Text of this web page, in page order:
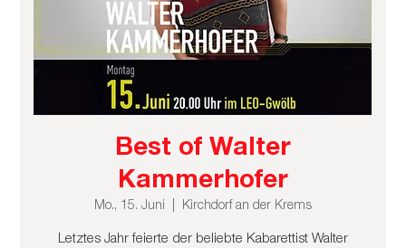
Best of Walter
Kammerhofer
Mo., 15. Juni Kirchdorf an der Krems
Letztes Jahr feierte der beliebte Kabarettist Walter